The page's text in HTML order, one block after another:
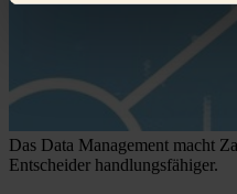
Das Data Management macht
Entscheider handlungsfähiger.